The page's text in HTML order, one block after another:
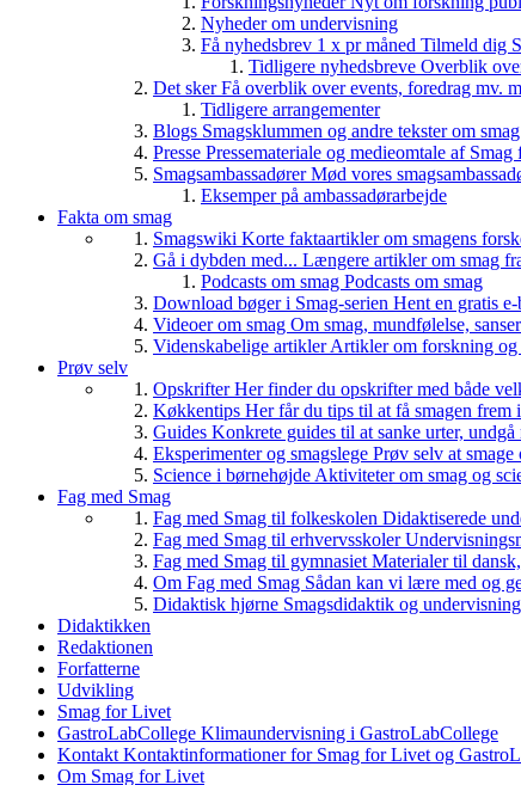
Nyheder om undervisning
Få nyhedsbrev 1 x pr måned Tilmeld dig
Tidligere nyhedsbreve Overblik
Det skerFå overblik over events, foredrag mv.
Tidligere arrangementer
Blogs Smagsklummen og andre tekster om smag
Presse Pressemateriale og medieomtale af
SmagsambassadørerMød vores
Eksemper på ambassadørarbejde
Fakta om smag
Smagswiki Korte faktaartikler om smagens
Gå i dybden med... Længere artikler om smag
Podcasts om smag Podcasts om smag
Download bøger i Smag-serien Hent en gratis
Videoer om smag Om smag, mundfølelse,
Videnskabelige artiklerArtikler om forskning
Prøv selv
OpskrifterHer finder du opskrifter med både
Køkkentips Her får du tips til at få smagen frem
Guides Konkrete guides til at sanke urter,
Eksperimenter og smagslege Prøv selv at smage
Science i børnehøjde Aktiviteter om smag og
Fag med Smag
Fag med Smag til folkeskolen Didaktiserede
Fag med Smag til erhvervsskoler
Fag med Smag til gymnasiet Materialer til
Om Fag med Smag Sådan kan vi lære med og
Didaktisk hjørne Smagsdidaktik og
Didaktikken
Redaktionen
Forfatterne
Udvikling
Smag for Livet
GastroLabCollege Klimaundervisning i GastroLabCollege
Kontakt Kontaktinformationer for Smag for Livet og
Om Smag for Livet